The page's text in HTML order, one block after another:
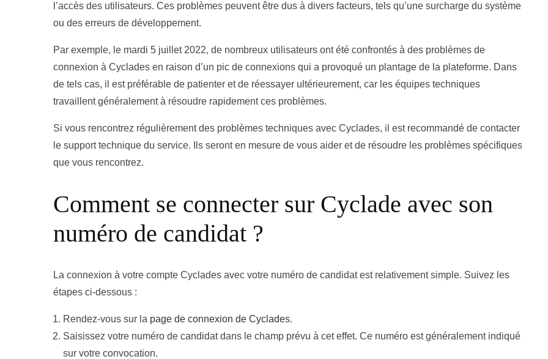
l’accès des utilisateurs. Ces problèmes peuvent être dus à divers facteurs, tels qu’une surcharge du système
ou des erreurs de développement.
Par exemple, le mardi 5 juillet 2022, de nombreux utilisateurs ont été confrontés à des problèmes de
connexion à Cyclades en raison d’un pic de connexions qui a provoqué un plantage de la plateforme. Dans
de tels cas, il est préférable de patienter et de réessayer ultérieurement, car les équipes techniques
travaillent généralement à résoudre rapidement ces problèmes.
Si vous rencontrez régulièrement des problèmes techniques avec Cyclades, il est recommandé de contacter
le support technique du service. Ils seront en mesure de vous aider et de résoudre les problèmes spécifiques
que vous rencontrez.
Comment se connecter sur Cyclade avec son
numéro de candidat ?
La connexion à votre compte Cyclades avec votre numéro de candidat est relativement simple. Suivez les
étapes ci-dessous :
Rendez-vous sur la page de connexion de Cyclades.
Saisissez votre numéro de candidat dans le champ prévu à cet effet. Ce numéro est généralement indiqué
sur votre convocation.